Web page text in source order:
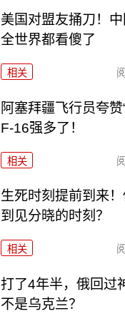
美国对盟友捅刀！中
全世界都看傻了
相关
阿塞拜疆飞行员夸赞
F-16强多了！
相关
生死时刻提前到来
到见分晓的时刻？
相关
打了4年半，俄回过
不是乌克兰？